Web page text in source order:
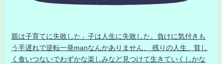
親は子育てに失敗した」子は人生に失敗した。負けに気付きも
う手遅れで逆転一発manなんかありません、 残りの人生、貧し
く食いつないでわずかな楽しみなど見つけて生きていくしかな